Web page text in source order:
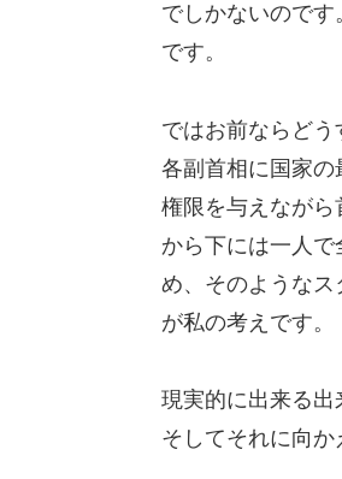
でしかないので
です。
ではお前ならど
各副首相に国家
権限を与えなが
から下には一人
め、そのような
が私の考えです。
現実的に出来る出
そしてそれに向か